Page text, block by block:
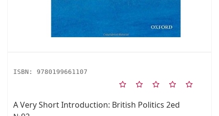
ISBN: 9780199661107
A Very Short Introduction: British Politics 2ed